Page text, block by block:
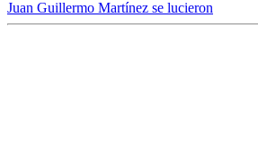
Juan Guillermo Martínez se lucieron